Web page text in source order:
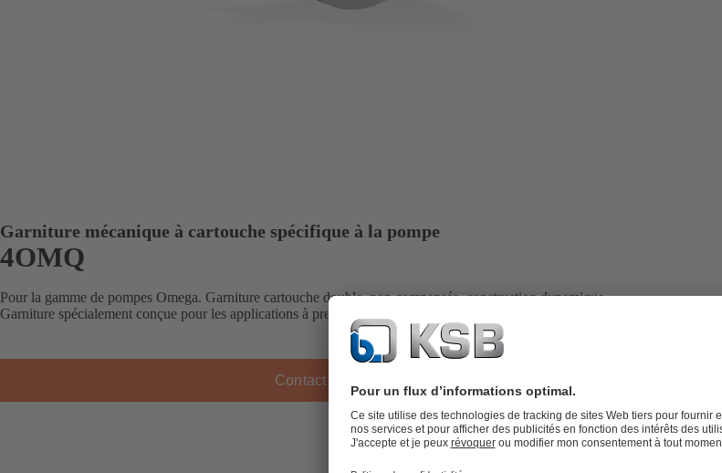
Garniture mécanique à cartouche spécifique à la pompe
4OMQ
Pour la gamme de pompes Omega. Garniture cartouche double, non compensée, construction dynamique.
Garniture spécialement conçue pour les applications à pression d’aspiration négative.
Contact KSB